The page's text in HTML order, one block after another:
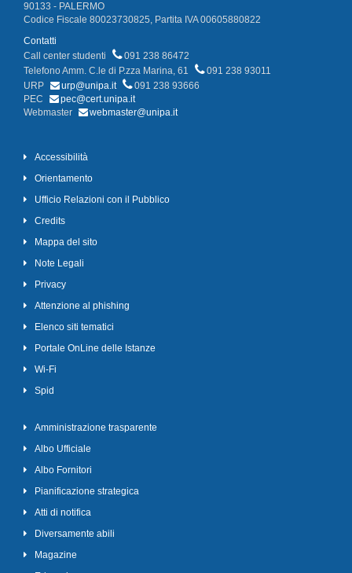
90133 - PALERMO
Codice Fiscale 80023730825, Partita IVA 00605880822
Contatti
Call center studenti
091 238 86472
Telefono Amm. C.le di P.zza Marina, 61
091 238 93011
URP
urp@unipa.it
091 238 93666
PEC
pec@cert.unipa.it
Webmaster
webmaster@unipa.it
Accessibilità
Orientamento
Ufficio Relazioni con il Pubblico
Credits
Mappa del sito
Note Legali
Privacy
Attenzione al phishing
Elenco siti tematici
Portale OnLine delle Istanze
Wi-Fi
Spid
Amministrazione trasparente
Albo Ufficiale
Albo Fornitori
Pianificazione strategica
Atti di notifica
Diversamente abili
Magazine